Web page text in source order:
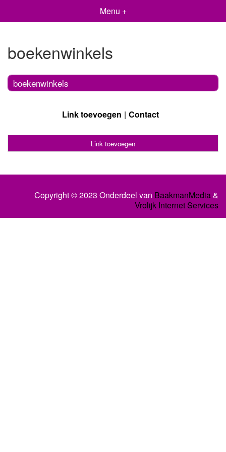
Menu +
boekenwinkels
boekenwinkels
Link toevoegen Contact
Link toevoegen
Copyright © 2023 Onderdeel van BaakmanMedia&
Vrolijk Internet Services